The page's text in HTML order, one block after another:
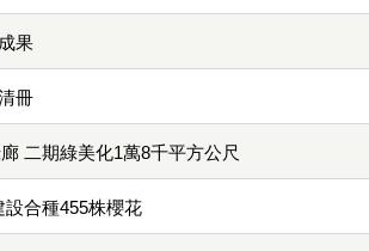
果
冊
二期綠美化1萬8千平方公尺
合種455株櫻花